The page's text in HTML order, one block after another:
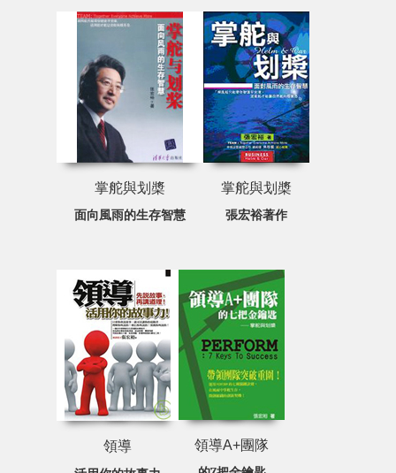
掌舵與划槳
面向風雨的生存智慧
掌舵與划槳
張宏裕著作
領導
領導A+團隊